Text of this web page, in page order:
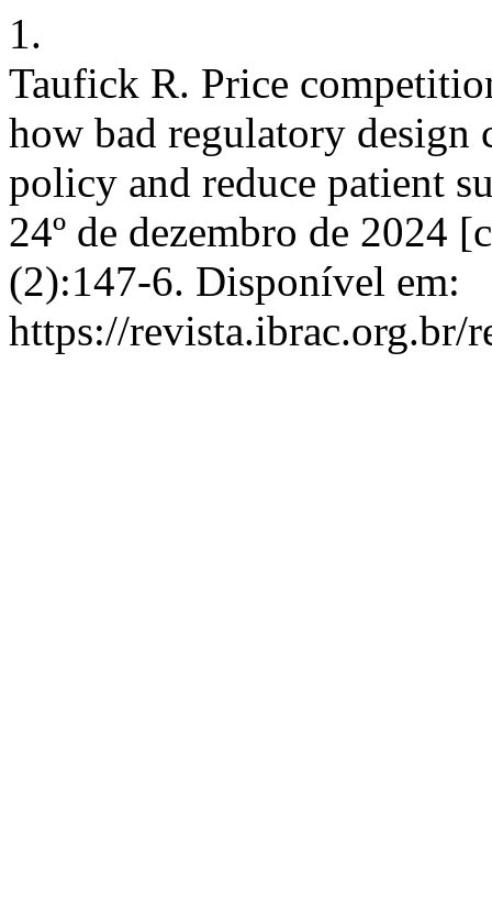
1.
Taufick R. Price
how bad regulatory design
policy and reduce patient
24º de dezembro de 2024
(2):147-6. Disponível em:
https://revista.ibrac.org.br/